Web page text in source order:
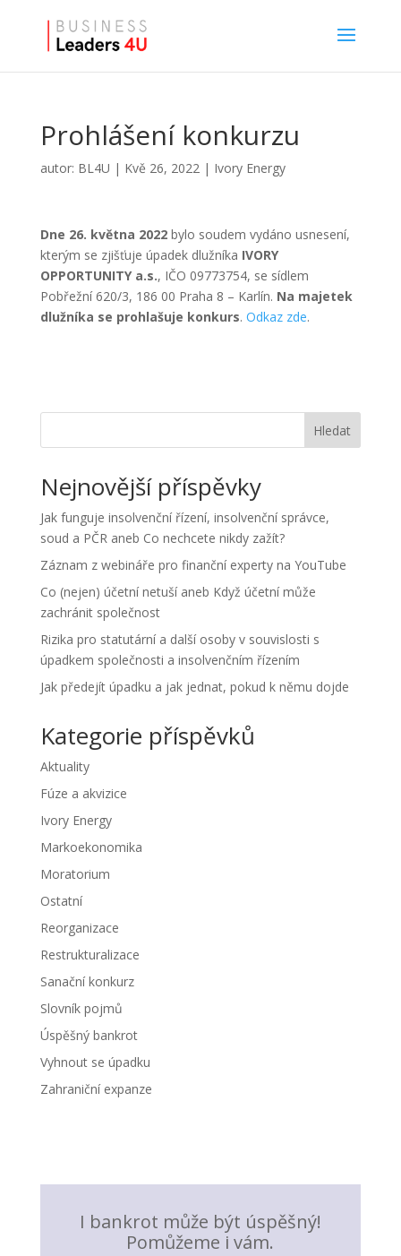
Prohlášení konkurzu
autor: BL4U | Kvě 26, 2022| Ivory Energy
Dne 26. května 2022bylo soudem vydáno usnesení,
kterým se zjišťuje úpadek dlužníka IVORY
OPPORTUNITY a.s., IČO 09773754, se sídlem
Pobřežní 620/3, 186 00 Praha 8 – Karlín. Na majetek
dlužníka se prohlašuje konkurs. Odkaz zde.
Hledat
Nejnovější příspěvky
Jak funguje insolvenční řízení, insolvenční správce,
soud a PČR aneb Co nechcete nikdy zažít?
Záznam z webináře pro finanční experty na YouTube
Co (nejen) účetní netuší aneb Když účetní může
zachránit společnost
Rizika pro statutární a další osoby v souvislosti s
úpadkem společnosti a insolvenčním řízením
Jak předejít úpadku a jak jednat, pokud k němu dojde
Kategorie příspěvků
Aktuality
Fúze a akvizice
Ivory Energy
Markoekonomika
Moratorium
Ostatní
Reorganizace
Restrukturalizace
Sanační konkurz
Slovník pojmů
Úspěšný bankrot
Vyhnout se úpadku
Zahraniční expanze
I bankrot může být úspěšný!
Pomůžeme i vám.